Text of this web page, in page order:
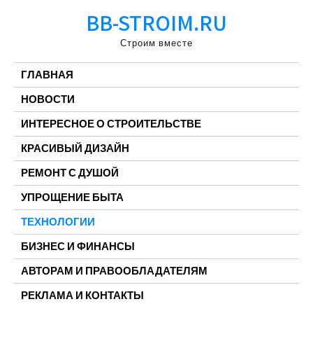
BB-STROIM.RU
Строим вместе
ГЛАВНАЯ
НОВОСТИ
ИНТЕРЕСНОЕ О СТРОИТЕЛЬСТВЕ
КРАСИВЫЙ ДИЗАЙН
РЕМОНТ С ДУШОЙ
УПРОЩЕНИЕ БЫТА
ТЕХНОЛОГИИ
БИЗНЕС И ФИНАНСЫ
АВТОРАМ И ПРАВООБЛАДАТЕЛЯМ
РЕКЛАМА И КОНТАКТЫ